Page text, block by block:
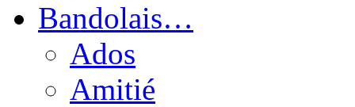
Bandolais…
Ados
Amitié